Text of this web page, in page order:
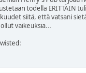
todella ERITTÄIN
siitä, että vatsani
vaikeuksia...